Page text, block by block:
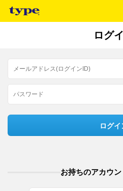
ログ
ログイ
お持ちのアカウ